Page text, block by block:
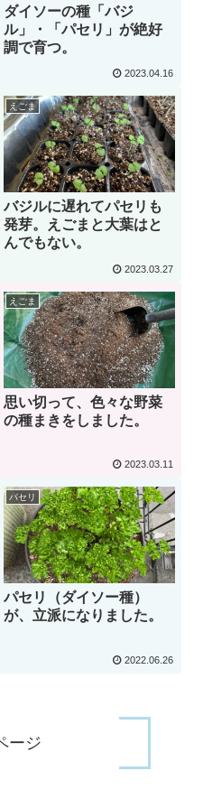
ダイソーの種「バジ
ル」・「パセリ」が絶好
調で育つ。
2023.04.16
えごま
バジルに遅れてパセリも
発芽。えごまと大葉はと
んでもない。
2023.03.27
えごま
思い切って、色々な野菜
の種まきをしました。
2023.03.11
パセリ
パセリ（ダイソー種）
が、立派になりました。
2022.06.26
ージ